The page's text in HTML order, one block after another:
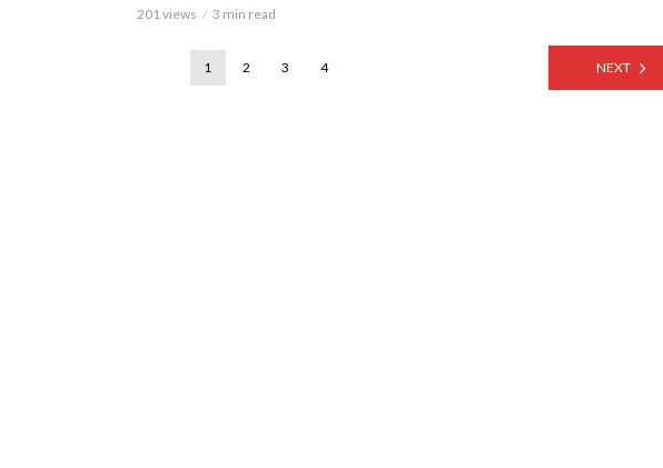
201 views 3 min read
1 2 3 4 NEXT